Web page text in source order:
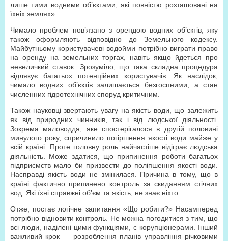
лише тими водними об’єктами, які повністю розташовані на
їхніх землях».
Чимало проблем пов’язано з орендою водних об’єктів, яку
також оформляють відповідно до Земельного кодексу.
Майбутньому користувачеві водойми потрібно виграти право
на оренду на земельних торгах, навіть якщо йдеться про
невеличкий ставок. Зрозуміло, що така складна процедура
відлякує багатьох потенційних користувачів. Як наслідок,
чимало водних об’єктів залишається безгоспними, а стан
численних гідротехнічних споруд критичним.
Також науковці звертають увагу на якість води, що залежить
як від природних чинників, так і від людської діяльності.
Зокрема маловоддя, яке спостерігалося в другій половині
минулого року, спричинило погіршення якості води майже у
всій країні. Проте головну роль найчастіше відіграє людська
діяльність. Може здатися, що припинення роботи багатьох
підприємств мало би призвести до поліпшення якості води.
Насправді якість води не змінилася. Причина в тому, що в
країні фактично припинено контроль за скиданням стічних
вод. Які їхні справжні об’єм та якість, не знає ніхто.
Отже, постає логічне запитання «Що робити?» Насамперед
потрібно відновити контроль. Не можна погодитися з тим, що
всі люди, наділені цими функціями, є корупціонерами. Інший
важливий крок — розроблення планів управління річковими